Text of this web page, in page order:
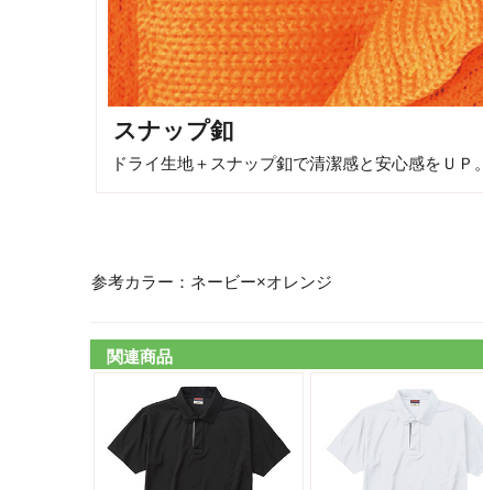
スナップ釦
ドライ生地＋スナップ釦で清潔感と安心感をＵＰ。
参考カラー：ネービー×オレンジ
関連商品